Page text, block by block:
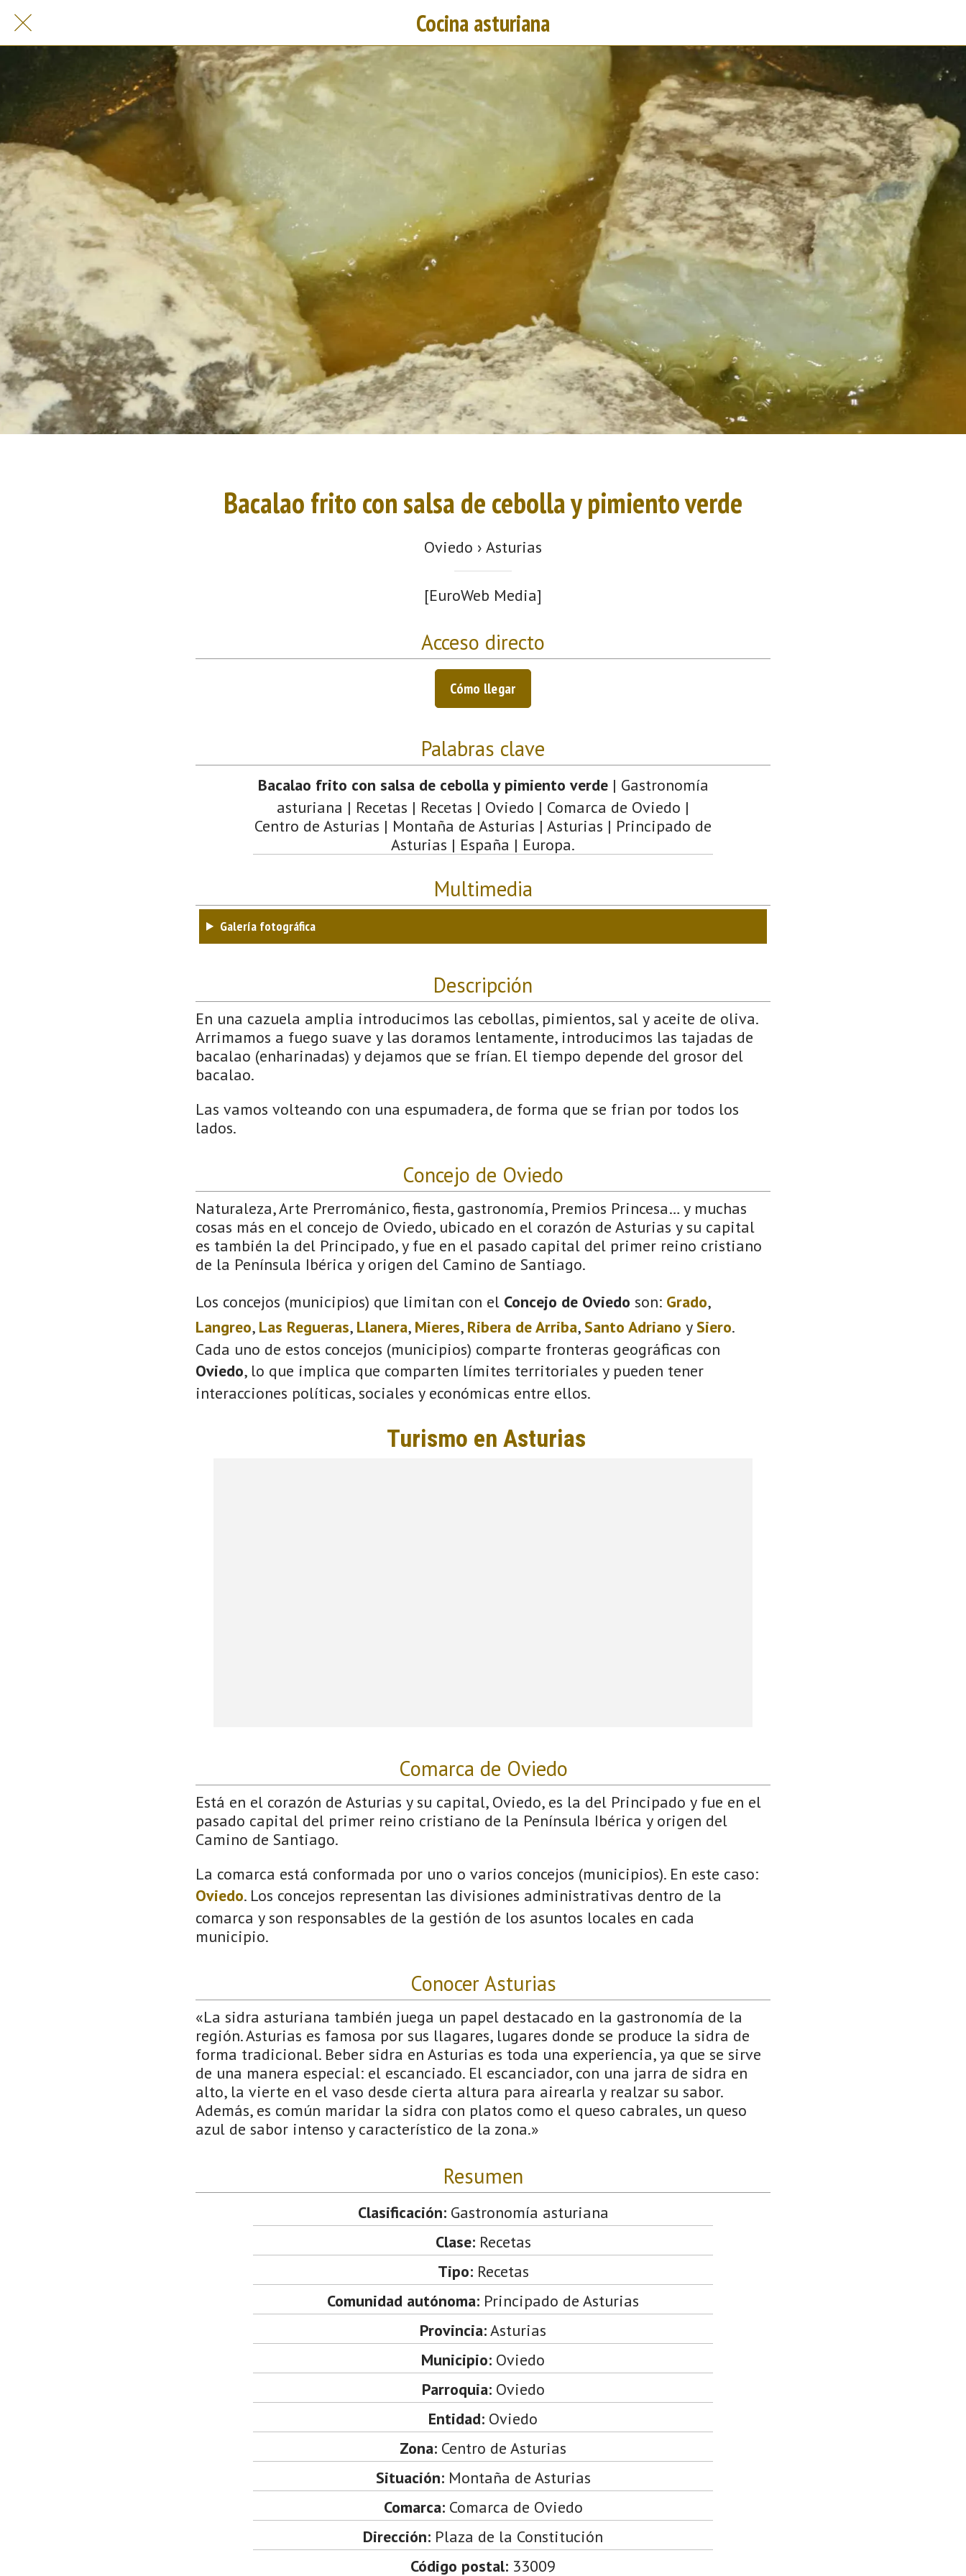
Cocina asturiana
Bacalao frito con salsa de cebolla y pimiento verde
Oviedo › Asturias
[EuroWeb Media]
Acceso directo
Cómo llegar
Palabras clave
Bacalao frito con salsa de cebolla y pimiento verde| Gastronomía
asturiana | Recetas | Recetas | Oviedo | Comarca de Oviedo |
Centro de Asturias | Montaña de Asturias | Asturias | Principado de
Asturias | España | Europa.
Multimedia
Galería fotográfica
Descripción
En una cazuela amplia introducimos las cebollas, pimientos, sal y aceite de oliva.
Arrimamos a fuego suave y las doramos lentamente, introducimos las tajadas de
bacalao (enharinadas) y dejamos que se frían. El tiempo depende del grosor del
bacalao.
Las vamos volteando con una espumadera, de forma que se frian por todos los
lados.
Concejo de Oviedo
Naturaleza, Arte Prerrománico, fiesta, gastronomía, Premios Princesa… y muchas
cosas más en el concejo de Oviedo, ubicado en el corazón de Asturias y su capital
es también la del Principado, y fue en el pasado capital del primer reino cristiano
de la Península Ibérica y origen del Camino de Santiago.
Los concejos (municipios) que limitan con el Concejo de Oviedo son: Grado,
Langreo, Las Regueras, Llanera, Mieres, Ribera de Arriba,Santo Adriano ySiero.
Cada uno de estos concejos (municipios) comparte fronteras geográficas con
Oviedo, lo que implica que comparten límites territoriales y pueden tener
interacciones políticas, sociales y económicas entre ellos.
Comarca de Oviedo
Está en el corazón de Asturias y su capital, Oviedo, es la del Principado y fue en el
pasado capital del primer reino cristiano de la Península Ibérica y origen del
Camino de Santiago.
La comarca está conformada por uno o varios concejos (municipios). En este caso:
Oviedo. Los concejos representan las divisiones administrativas dentro de la
comarca y son responsables de la gestión de los asuntos locales en cada
municipio.
Conocer Asturias
«La sidra asturiana también juega un papel destacado en la gastronomía de la
región. Asturias es famosa por sus llagares, lugares donde se produce la sidra de
forma tradicional. Beber sidra en Asturias es toda una experiencia, ya que se sirve
de una manera especial: el escanciado. El escanciador, con una jarra de sidra en
alto, la vierte en el vaso desde cierta altura para airearla y realzar su sabor.
Además, es común maridar la sidra con platos como el queso cabrales, un queso
azul de sabor intenso y característico de la zona.»
Resumen
Clasificación:Gastronomía asturiana
Clase:Recetas
Tipo:Recetas
Comunidad autónoma: Principado de Asturias
Provincia:Asturias
Municipio: Oviedo
Parroquia:Oviedo
Entidad: Oviedo
Zona: Centro de Asturias
Situación:Montaña de Asturias
Comarca:Comarca de Oviedo
Dirección: Plaza de la Constitución
Código postal: 33009